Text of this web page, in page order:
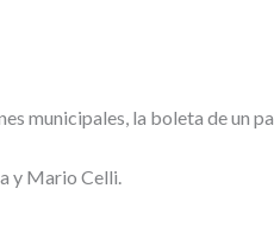
municipales, la boleta de un
y Mario Celli.